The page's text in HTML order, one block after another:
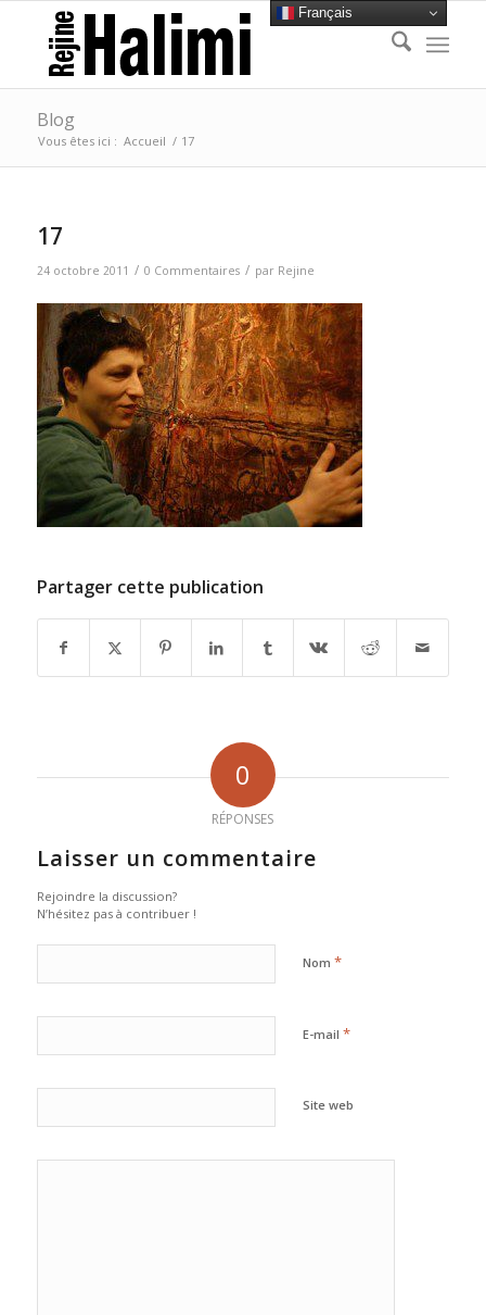
Blog
Vous êtes ici : Accueil / 17
17
24 octobre 2011 / 0 Commentaires / par Rejine
Partager cette publication
0
RÉPONSES
Laisser un commentaire
Rejoindre la discussion?
N’hésitez pas à contribuer !
Nom *
E-mail *
Site web
Français